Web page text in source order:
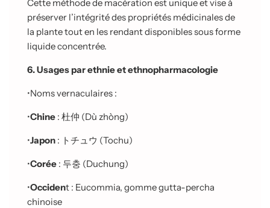
Cette méthode de macération est unique et vise à
préserver l’intégrité des propriétés médicinales de
la plante tout en les rendant disponibles sous forme
liquideconcentrée.
6. Usages par ethnie et ethnopharmacologie
•Noms vernaculaires :
•Chine : 杜仲 (Dù zhòng)
•Japon : トチュウ (Tochu)
•Corée : 두충 (Duchung)
•Occident : Eucommia, gomme gutta-percha
chinoise